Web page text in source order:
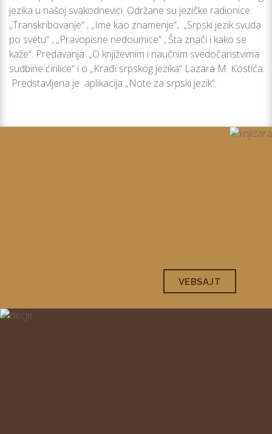
jezika u našoj svakodnevici. Održane su jezičke radionice:
„Transkribovanje“ , „Ime kao znamenje“, „Srpski jezik svuda
po svetu“ , „Pravopisne nedoumice“ , Šta znači i kako se
kaže“. Predavanja: „O književnim i naučnim svedočanstvima
sudbine ćirilice“ i o „Krađi srpskog jezika“ Lazara M. Kostića.
Predstavljena je aplikacija „Note za srpski jezik“.
VEBSAJT